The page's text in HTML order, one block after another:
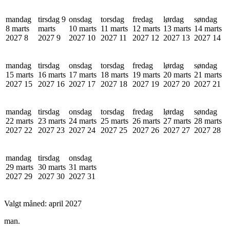
mandag
8 marts
2027 8
tirsdag 9
marts
2027 9
onsdag
10 marts
2027 10
torsdag
11 marts
2027 11
fredag
12 marts
2027 12
lørdag
13 marts
2027 13
søndag
14 marts
2027 14
mandag
15 marts
2027 15
tirsdag
16 marts
2027 16
onsdag
17 marts
2027 17
torsdag
18 marts
2027 18
fredag
19 marts
2027 19
lørdag
20 marts
2027 20
søndag
21 marts
2027 21
mandag
22 marts
2027 22
tirsdag
23 marts
2027 23
onsdag
24 marts
2027 24
torsdag
25 marts
2027 25
fredag
26 marts
2027 26
lørdag
27 marts
2027 27
søndag
28 marts
2027 28
mandag
29 marts
2027 29
tirsdag
30 marts
2027 30
onsdag
31 marts
2027 31
Valgt måned: april 2027
man.